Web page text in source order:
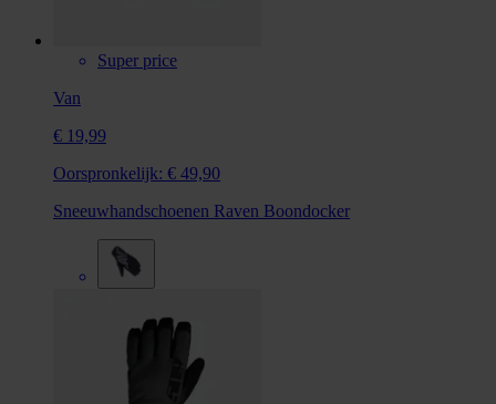
Super price
Van
€ 19,99
Oorspronkelijk: € 49,90
Sneeuwhandschoenen Raven Boondocker